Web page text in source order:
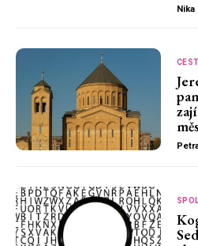
Nika